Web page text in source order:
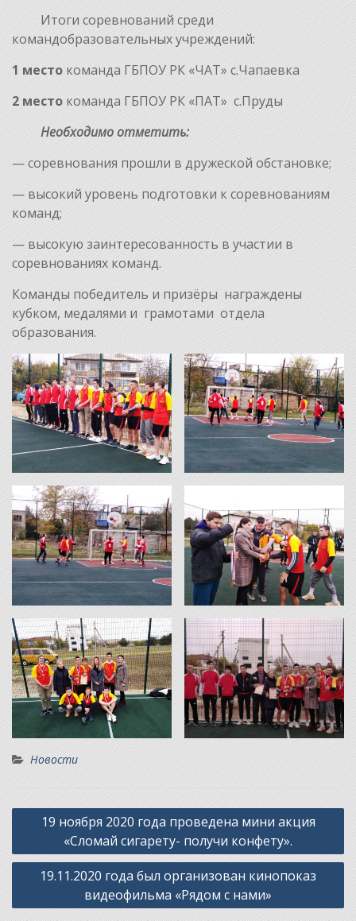
Итоги соревнований среди
командобразовательных учреждений:
1 место команда ГБПОУ РК «ЧАТ» с.Чапаевка
2 место команда ГБПОУ РК «ПАТ» с.Пруды
Необходимо отметить:
— соревнования прошли в дружеской обстановке;
— высокий уровень подготовки к соревнованиям
команд;
— высокую заинтересованность в участии в
соревнованиях команд.
Команды победитель и призёры награждены
кубком, медалями и грамотами отдела
образования.
Новости
Навигация
записям
19 ноября 2020 года проведена мини акция
«Сломай сигарету- получи конфету».
19.11.2020 года был организован кинопоказ
видеофильма «Рядом с нами»